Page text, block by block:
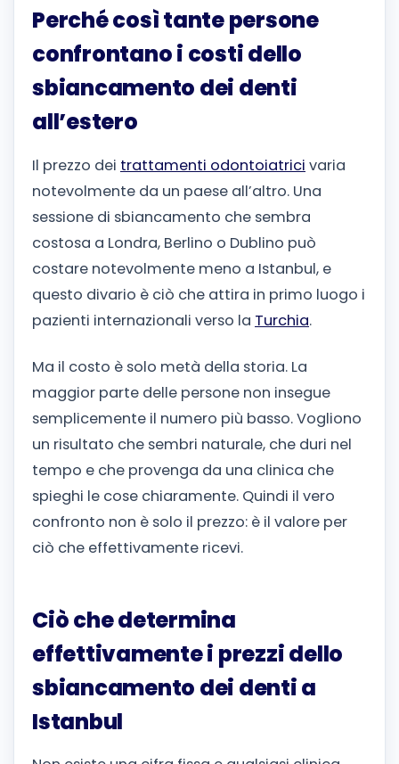
Perché così tante persone
confrontano i costi dello
sbiancamento dei denti
all’estero
Il prezzo dei trattamenti odontoiatrici varia
notevolmente da un paese all’altro. Una
sessione di sbiancamento che sembra
costosa a Londra, Berlino o Dublino può
costare notevolmente meno a Istanbul, e
questo divario è ciò che attira in primo luogo i
pazienti internazionali verso la Turchia.
Ma il costo è solo metà della storia. La
maggior parte delle persone non insegue
semplicemente il numero più basso. Vogliono
un risultato che sembri naturale, che duri nel
tempo e che provenga da una clinica che
spieghi le cose chiaramente. Quindi il vero
confronto non è solo il prezzo: è il valore per
ciò che effettivamente ricevi.
Ciò che determina
effettivamente i prezzi dello
sbiancamento dei denti a
Istanbul